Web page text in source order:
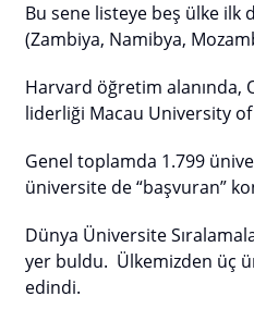
Bu sene listeye beş ülke ilk
(Zambiya, Namibya,
Harvard öğretim alanında,
liderliği Macau University
Genel toplamda 1.799
üniversite de “başvuran”
Dünya Üniversite
yer buldu. Ülkemizden üç
edindi.